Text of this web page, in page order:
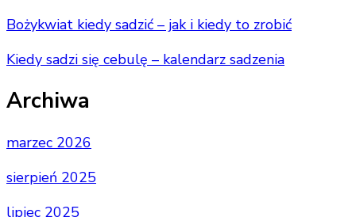
Bożykwiat kiedy sadzić – jak i kiedy to zrobić
Kiedy sadzi się cebulę – kalendarz sadzenia
Archiwa
marzec 2026
sierpień 2025
lipiec 2025